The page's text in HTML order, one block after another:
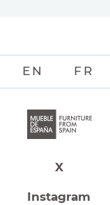
X
Instagram
EN FR